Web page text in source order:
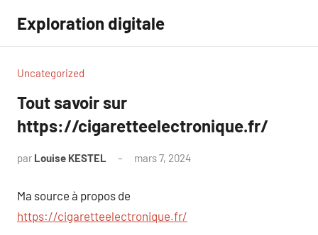
contenu
Exploration digitale
Uncategorized
Tout savoir sur
https://cigaretteelectronique.fr/
par Louise KESTEL mars 7, 2024
Ma source à propos de
https://cigaretteelectronique.fr/